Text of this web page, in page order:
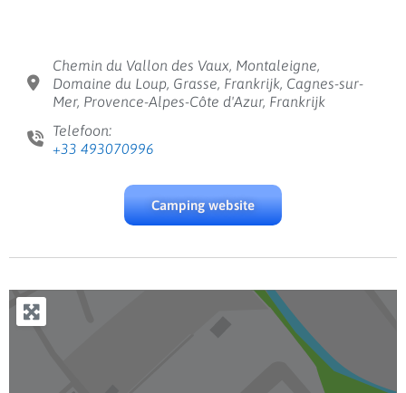
Chemin du Vallon des Vaux, Montaleigne,
Domaine du Loup, Grasse, Frankrijk, Cagnes-sur-
Mer, Provence-Alpes-Côte d'Azur, Frankrijk
Telefoon:
+33 493070996
Camping website